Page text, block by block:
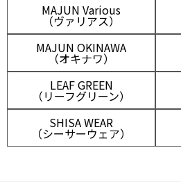
MAJUN Various
（ヴァリアス）
MAJUN OKINAWA
（オキナワ）
LEAF GREEN
（リーフグリーン）
SHISA WEAR
（シーサーウェア）